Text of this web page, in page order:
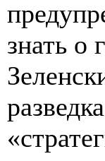
знать о